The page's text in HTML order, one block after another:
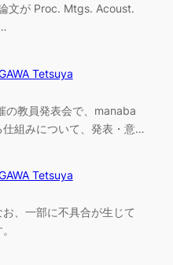
文が Proc. Mtgs. Acoust.
Tetsuya
の教員発表会で、manaba
組みについて、発表・意…
Tetsuya
、一部に不具合が生じて